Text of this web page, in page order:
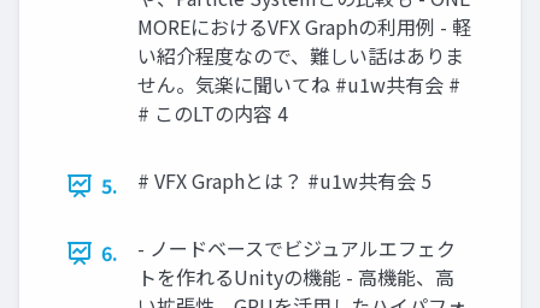
MOREにおけるVFX Graphの利用例 - 軽
い紹介程度なので、難しい話はありま
せん。気楽に聞いてね #u1w共有会 #
# このLTの内容 4
5. # VFX Graphとは？ #u1w共有会 5
6.
- ノードベースでビジュアルエフェク
トを作れるUnityの機能 - 高機能、高